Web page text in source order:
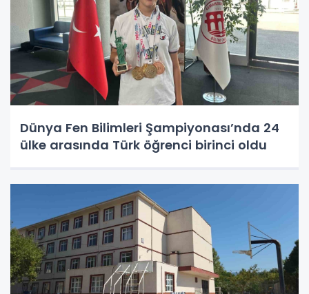
Dünya Fen Bilimleri Şampiyonası’nda 24
ülke arasında Türk öğrenci birinci oldu